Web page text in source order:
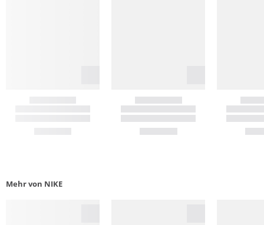
Mehr von NIKE